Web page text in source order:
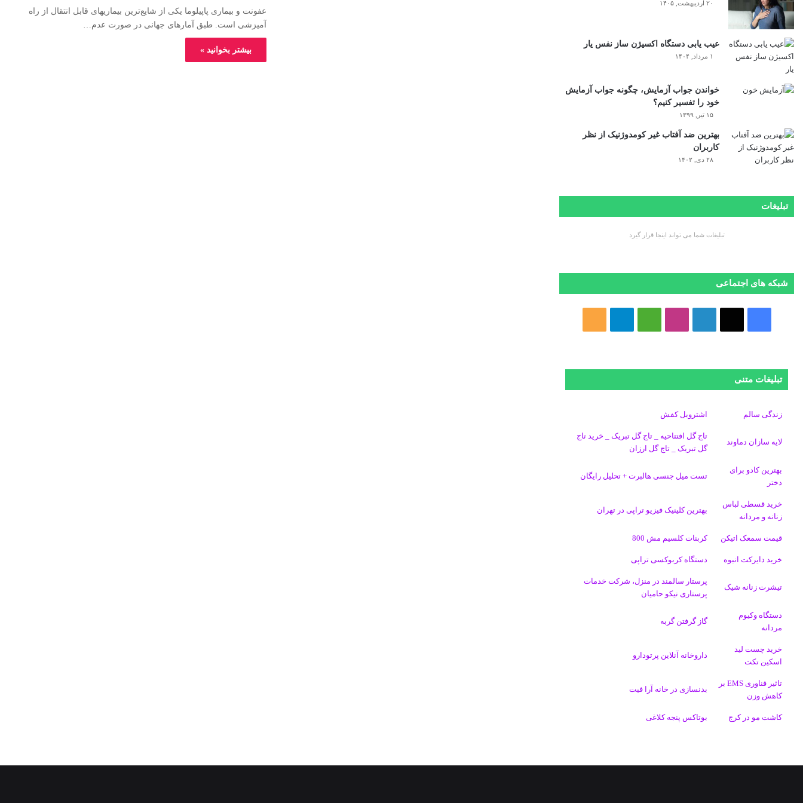
عفونت و بیماری پاپیلوما یکی از شایع‌ترین بیماریهای قابل انتقال از راه
آمیزشی است. طبق آمارهای جهانی در صورت عدم…
بیشتر بخوانید »
۲۰ اردیبهشت, ۱۴۰۵
عیب یابی دستگاه اکسیژن ساز نفس یار
۱ مرداد, ۱۴۰۴
خواندن جواب آزمایش، چگونه جواب آزمایش
خود را تفسیر کنیم؟
۱۵ تیر, ۱۳۹۹
بهترین ضد آفتاب غیر کومدوژنیک از نظر
کاربران
۲۸ دی, ۱۴۰۲
تبلیغات
تبلیغات شما می تواند اینجا قرار گیرد
شبکه های اجتماعی
س
ب
و
ک
ک
س
ن
ک
د
ا
ن
س
ت
ا
ا
d
i
m
گ
ر
م
ر
ا
تبلیغات متنی
زندگی سالم اشتروبل کفش
لایه سازان دماوند
تاج گل افتتاحیه _ تاج گل تبریک _ خرید تاج
گل تبریک _ تاج گل ارزان
بهترین کادو برای
دختر
تست میل جنسی هالبرت + تحلیل رایگان
خرید قسطی لباس
زنانه و مردانه
بهترین کلینیک فیزیو تراپی در تهران
قیمت سمعک اتیکن کربنات کلسیم مش 800
خرید دایرکت انبوه دستگاه کربوکسی تراپی
تیشرت زنانه شیک
پرستار سالمند در منزل، شرکت خدمات
پرستاری نیکو حامیان
دستگاه وکیوم
مردانه
گاز گرفتن گربه
خرید چست لید
اسکین تکت
داروخانه آنلاین پرتودارو
تاثیر فناوری EMS بر
کاهش وزن
بدنسازی در خانه آرا فیت
کاشت مو در کرج بوتاکس پنجه کلاغی